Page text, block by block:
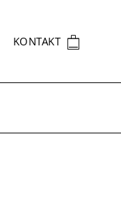
KONTAKT 🛍